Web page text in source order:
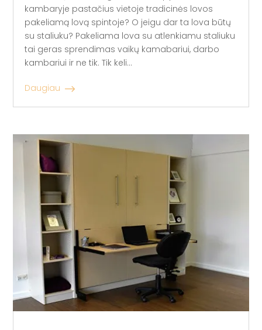
kambaryje pastačius vietoje tradicinės lovos
pakeliamą lovą spintoje? O jeigu dar ta lova būtų
su staliuku? Pakeliama lova su atlenkiamu staliuku
tai geras sprendimas vaikų kamabariui, darbo
kambariui ir ne tik. Tik keli...
Daugiau